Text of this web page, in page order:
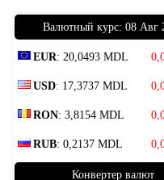
Bалютный курс: 08 Авг
EUR: 20,0493 MDL
USD: 17,3737 MDL
RON: 3,8154 MDL
RUB: 0,2137 MDL
Конвертер валют